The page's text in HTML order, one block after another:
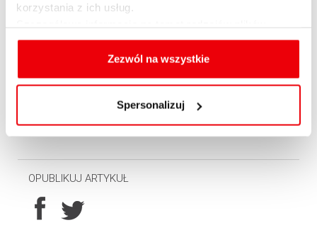
korzystania z ich usług.
cookies, celu i sposobu korzystania z nich przez nas
oraz zmiany ustawień plików cookies a także ich
usuwania z przeglądarki internetowej, znajdują się
Zezwól na wszystkie
Spersonalizuj
Powyższa analiza dotyczyła mieszkań
2020 r. Przeciętne koszty oznaczają medianę
zbioru dla danego miasta.
OPUBLIKUJ ARTYKUŁ